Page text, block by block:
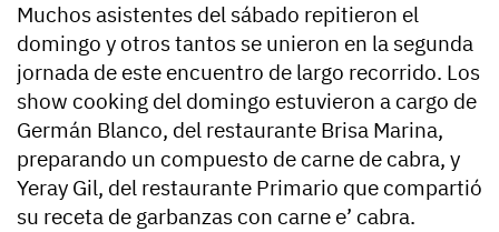
Muchos asistentes del sábado repitieron el
domingo y otros tantos se unieron en la segunda
jornada de este encuentro de largo recorrido. Los
show cooking del domingo estuvieron a cargo de
Germán Blanco, del restaurante Brisa Marina,
preparando un compuesto de carne de cabra, y
Yeray Gil, del restaurante Primario que compartió
su receta de garbanzas con carne e’ cabra.